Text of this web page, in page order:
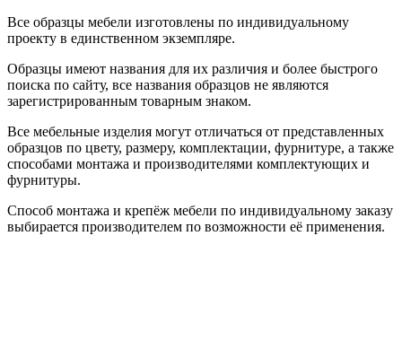
Все образцы мебели изготовлены по индивидуальному
проекту в единственном экземпляре.
Образцы имеют названия для их различия и более быстрого
поиска по сайту, все названия образцов не являются
зарегистрированным товарным знаком.
Все мебельные изделия могут отличаться от представленных
образцов по цвету, размеру, комплектации, фурнитуре, а также
способами монтажа и производителями комплектующих и
фурнитуры.
Способ монтажа и крепёж мебели по индивидуальному заказу
выбирается производителем по возможности её применения.